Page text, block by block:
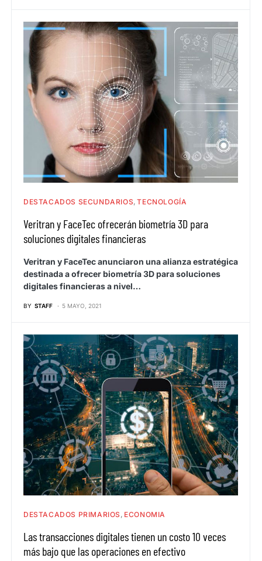
DESTACADOS SECUNDARIOS TECNOLOGÍA
Veritran y FaceTec ofrecerán biometría 3D para
soluciones digitales financieras
Veritran y FaceTec anunciaron una alianza estratégica
destinada a ofrecer biometría 3D para soluciones
digitales financieras a nivel…
BY STAFF 5 MAYO, 2021
DESTACADOS PRIMARIOS ECONOMIA
Las transacciones digitales tienen un costo 10 veces
más bajo que las operaciones en efectivo